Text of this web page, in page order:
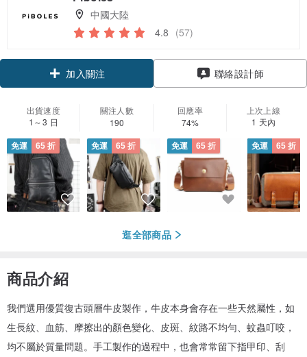
中國大陸
4.8 (57)
加入關注 聯絡設計師
出貨速度
1～3 日
關注人數
190
回應率
74%
上次上線
1 天內
免運 65 折 免運 65 折 免運 65 折 免運 65 折
逛全部商品
商品介紹
我們選用優質復古頭層牛皮製作，牛皮本身會存在一些天然屬性，如
生長紋、血筋、摩擦出的顏色變化、皮斑、紋路不均勻、蚊蟲叮咬，
均不屬於質量問題。手工製作的過程中，也會常常留下指甲印、刮